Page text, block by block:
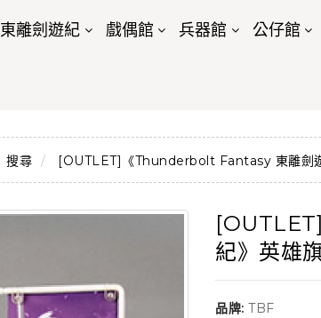
東離劍遊紀 戲偶館 兵器館 公仔館
搜尋 [OUTLET]《Thunderbolt Fantasy 東離劍
紀》英雄
品牌: TBF